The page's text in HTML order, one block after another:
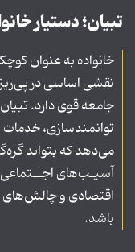
تبیان؛ دستیار
خانواده به عنوان
نقشی اساسی در
جامعه قوی دارد.
توانمندسازی، خدمات
می‌دهد که بتواند
آسیـب‌های
اقتصادی و چالش‌های
باشد.